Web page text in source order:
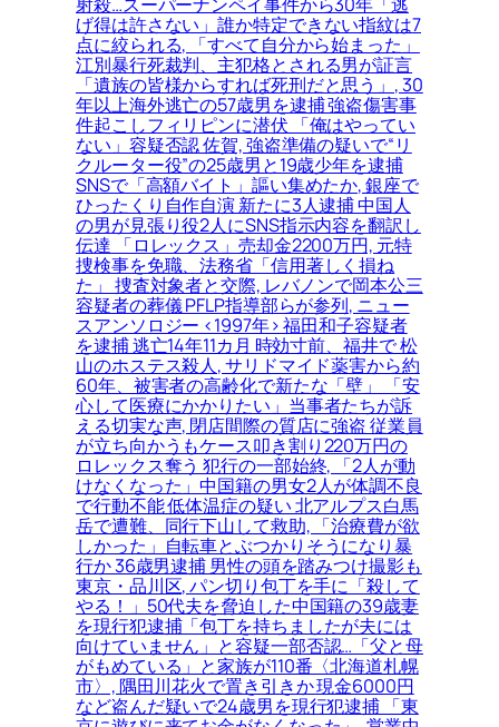
げ得は許さない」誰か特定できない指紋は7
点に絞られる, 「すべて自分から始まった」
江別暴行死裁判、主犯格とされる男が証言
「遺族の皆様からすれば死刑だと思う」, 30
年以上海外逃亡の57歳男を逮捕 強盗傷害事
件起こしフィリピンに潜伏 「俺はやってい
ない」容疑否認 佐賀, 強盗準備の疑いで“リ
クルーター役”の25歳男と19歳少年を逮捕
SNSで「高額バイト」謳い集めたか, 銀座で
ひったくり自作自演 新たに3人逮捕 中国人
の男が見張り役2人にSNS指示内容を翻訳し
伝達 「ロレックス」売却金2200万円, 元特
捜検事を免職、法務省「信用著しく損ね
た」 捜査対象者と交際, レバノンで岡本公三
容疑者の葬儀 PFLP指導部らが参列, ニュー
スアンソロジー <1997年> 福田和子容疑者
を逮捕 逃亡14年11カ月 時効寸前、福井で 松
山のホステス殺人, サリドマイド薬害から約
60年、被害者の高齢化で新たな「壁」 「安
心して医療にかかりたい」当事者たちが訴
える切実な声, 閉店間際の質店に強盗 従業員
が立ち向かうもケース叩き割り220万円の
ロレックス奪う 犯行の一部始終, 「2人が動
けなくなった」中国籍の男女2人が体調不良
で行動不能 低体温症の疑い 北アルプス白馬
岳で遭難、同行下山して救助, 「治療費が欲
しかった」自転車とぶつかりそうになり暴
行か 36歳男逮捕 男性の頭を踏みつけ撮影も
東京・品川区, パン切り包丁を手に「殺して
やる！」50代夫を脅迫した中国籍の39歳妻
を現行犯逮捕「包丁を持ちましたが夫には
向けていません」と容疑一部否認…「父と母
がもめている」と家族が110番〈北海道札幌
市〉, 隅田川花火で置き引きか 現金6000円
など盗んだ疑いで24歳男を現行犯逮捕 「東